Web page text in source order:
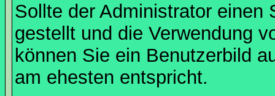
Sollte der Administrator einen
gestellt und die Verwendung
können Sie ein Benutzerbild
am ehesten entspricht.